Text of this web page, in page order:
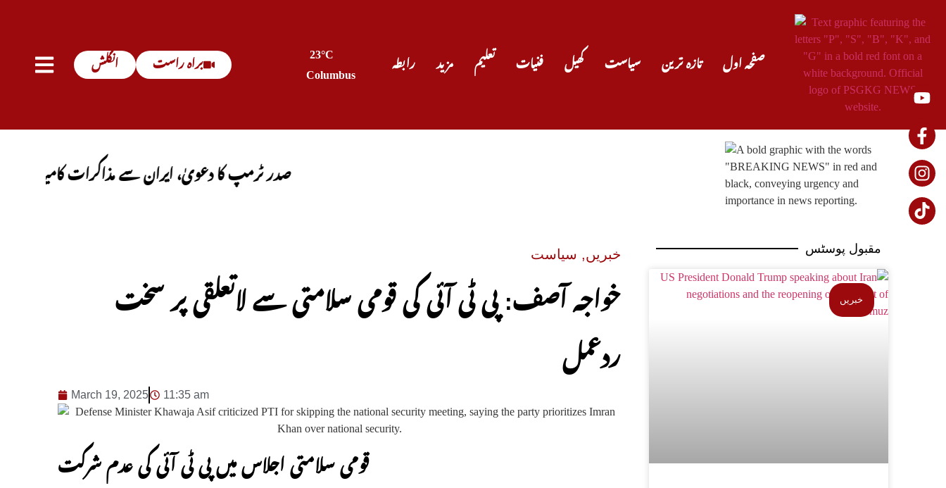
انگلش براہ راست
23°C
Columbus
رابطہ مزید تعلیم فنیات کھیل سیاست تازہ ترین صفحہ اول
صدر ٹرمپ کا دعویٰ، ایران سے مذاکرات کامیاب ہوں گے،
خبریں, سیاست
خواجہ آصف: پی ٹی آئی کی قومی سلامتی سے لاتعلقی پر سخت
ردعمل
March 19, 2025 11:35 am
قومی سلامتی اجلاس میں پی ٹی آئی کی عدم شرکت
مقبول پوسٹس
خبریں